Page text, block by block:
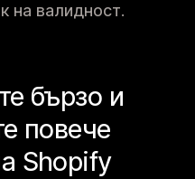
на валидност.
бързо и
повече
Shopify